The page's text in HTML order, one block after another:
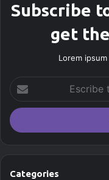
Subscribe
get
Lorem
c
r
tCategories